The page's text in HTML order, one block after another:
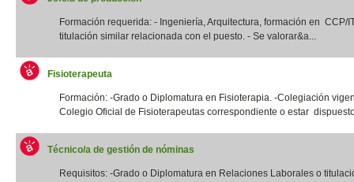
Formación requerida: - Ingeniería, Arquitectura, formación en CCP/
titulación similar relacionada con el puesto. - Se valorar&a...
Fisioterapeuta
Formación: -Grado o Diplomatura en Fisioterapia. -Colegiación
Colegio Oficial de Fisioterapeutas correspondiente o estar
Técnico/a de gestión de nóminas
Requisitos: -Grado o Diplomatura en Relaciones Laborales o